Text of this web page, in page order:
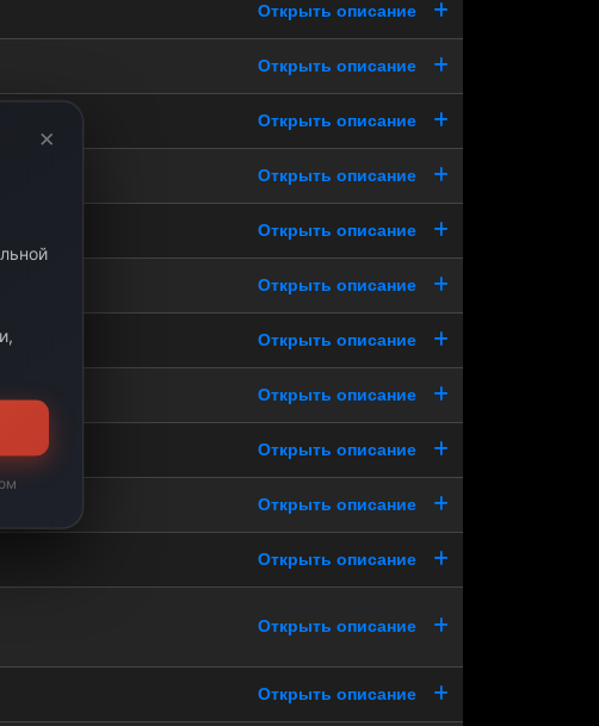
Открыть описание
Открыть описание
Открыть описание
Открыть описание
Открыть описание
Открыть описание
Открыть описание
Открыть описание
Открыть описание
Открыть описание
Открыть описание
Открыть описание
Открыть описание
×